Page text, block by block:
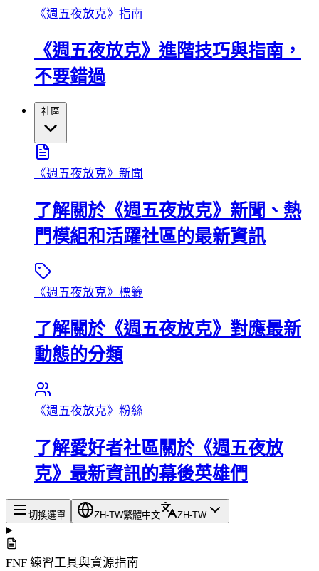
《週五夜放克》指南
《週五夜放克》進階技巧與指南，
不要錯過
《週五夜放克》新聞
了解關於《週五夜放克》新聞、熱
門模組和活躍社區的最新資訊
《週五夜放克》標籤
了解關於《週五夜放克》對應最新
動態的分類
《週五夜放克》粉絲
了解愛好者社區關於《週五夜放
克》最新資訊的幕後英雄們
切換選單 ZH-TW繁體中文 ZH-TW
FNF 練習工具與資源指南